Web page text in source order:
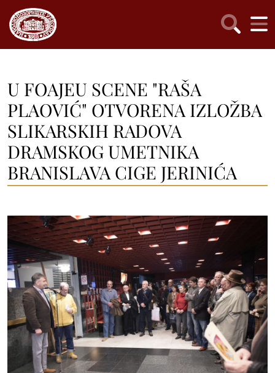
U FOAJEU SCENE "RAŠA
PLAOVIĆ" OTVORENA IZLOŽBA
SLIKARSKIH RADOVA
DRAMSKOG UMETNIKA
BRANISLAVA CIGE JERINIĆA